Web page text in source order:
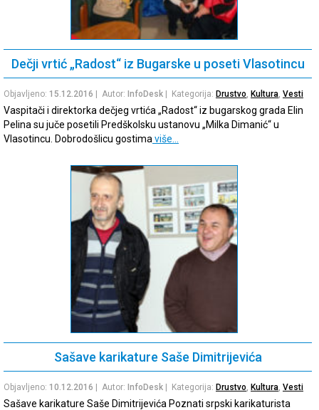
Dečji vrtić „Radost“ iz Bugarske u poseti Vlasotincu
Objavljeno: 15.12.2016 | Autor: InfoDesk | Kategorija: Drustvo, Kultura, Vesti
Vaspitači i direktorka dečjeg vrtića „Radost“ iz bugarskog grada Elin
Pelina su juče posetili Predškolsku ustanovu „Milka Dimanić“ u
Vlasotincu. Dobrodošlicu gostima više…
Sašave karikature Saše Dimitrijevića
Objavljeno: 10.12.2016 | Autor: InfoDesk | Kategorija: Drustvo Kultura Vesti
Sašave karikature Saše Dimitrijevića Poznati srpski karikaturista